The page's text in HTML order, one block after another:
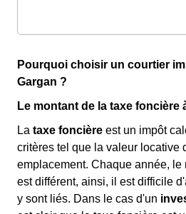
Pourquoi choisir un courtier
Gargan ?
Le montant de la taxe foncière
La taxe foncière est un impôt
critères tel que la valeur locative
emplacement. Chaque année, le
est différent, ainsi, il est difficile
y sont liés. Dans le cas d'un